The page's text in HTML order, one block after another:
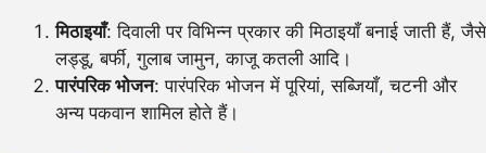
मिठाइयाँ: दिवाली पर विभिन्न प्रकार की मिठाइयाँ बनाई जाती हैं, जैसे
लड्डू, बर्फी, गुलाब जामुन, काजू कतली आदि।
पारंपरिक भोजन: पारंपरिक भोजन में पूरियां, सब्जियाँ, चटनी और
अन्य पकवान शामिल होते हैं।